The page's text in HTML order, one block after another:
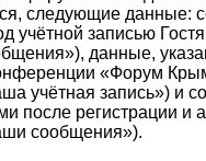
следующие данные:
учётной записью
данные,
«Форум
учётная запись») и
после регистрации и
сообщения»).